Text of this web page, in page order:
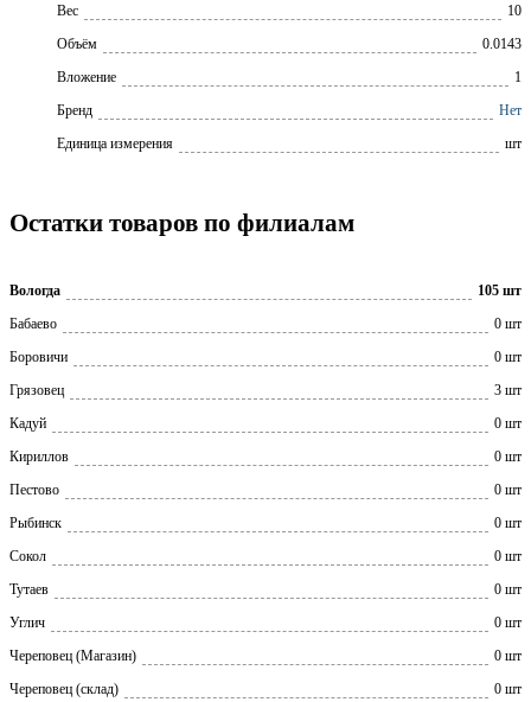
Вес
10
Объём
0.0143
Вложение
1
Бренд
Нет
Единица измерения
шт
Остатки товаров по филиалам
Вологда
105 шт
Бабаево
0 шт
Боровичи
0 шт
Грязовец
3 шт
Кадуй
0 шт
Кириллов
0 шт
Пестово
0 шт
Рыбинск
0 шт
Сокол
0 шт
Тутаев
0 шт
Углич
0 шт
Череповец (Магазин)
0 шт
Череповец (склад)
0 шт